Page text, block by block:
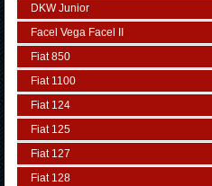
DKW Junior
Facel Vega Facel II
Fiat 850
Fiat 1100
Fiat 124
Fiat 125
Fiat 127
Fiat 128